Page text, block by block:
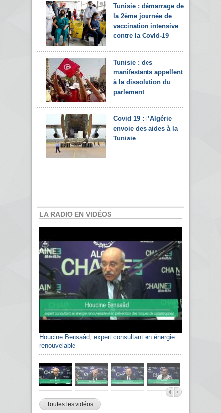
Tunisie : démarrage de
la 2ème journée de
vaccination intensive
contre la Covid-19
Tunisie : des
manifestants appellent
à la dissolution du
parlement
Covid 19 : l’Algérie
envoie des aides à la
Tunisie
LA RADIO EN VIDÉOS
Houcine Bensaâd, expert consultant en énergie
renouvelable
Toutes les vidéos